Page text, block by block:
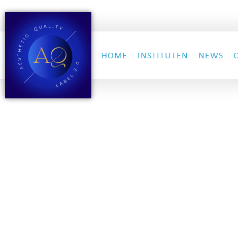
HOME INSTITUTEN NEWS